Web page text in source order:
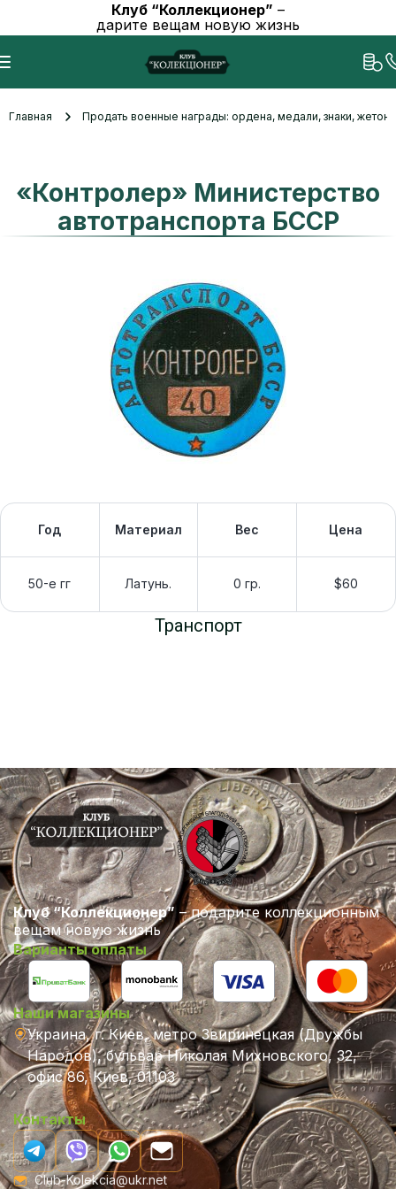
Клуб “Коллекционер” –
дарите вещам новую жизнь
Главная Продать военные награды: ордена, медали, знаки,
«Контролер» Министерство
автотранспорта БССР
Год Материал Вес Цена
50-е гг Латунь. 0 гр. $60
Транспорт
Клуб “Коллекционер” – подарите коллекционным
вещам новую жизнь
Варианты оплаты
Наши магазины
Украина, г. Киев, метро Звиринецкая (Дружбы
Народов), бульвар Николая Михновского, 32,
офис 86, Киев, 01103
Контакты
Club-Kolekcia@ukr.net